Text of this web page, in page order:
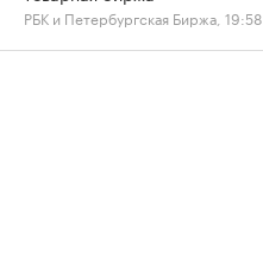
РБК и Петербургская Биржа, 19:58